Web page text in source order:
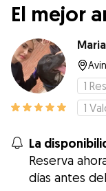
El mejor
Maria
1
1
La
Reserva
días antes